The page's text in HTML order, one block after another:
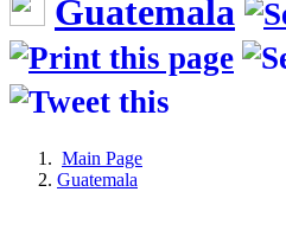
Guatemala
Main Page
Guatemala